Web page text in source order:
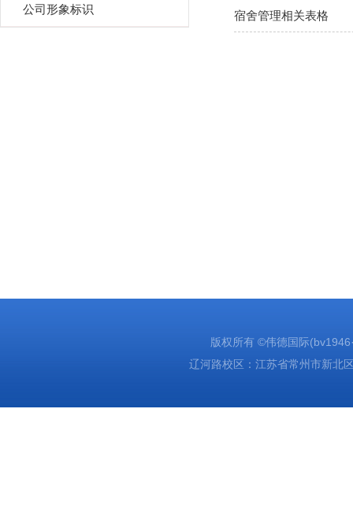
公司形象标识 宿舍管理相关表格
版权所有 ©伟德国际
辽河路校区：江苏省常州市新北